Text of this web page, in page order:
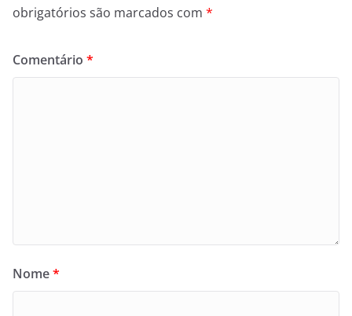
obrigatórios são marcados com *
Comentário *
Nome*